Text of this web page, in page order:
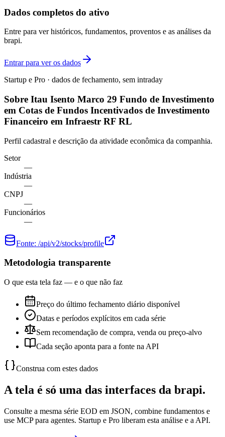
Dados completos do ativo
Entre para ver históricos, fundamentos, proventos e as análises da
brapi.
Entrar para ver os dados
Startup e Pro · dados de fechamento, sem intraday
Sobre Itau Isento Marco 29 Fundo de Investimento
em Cotas de Fundos Incentivados de Investimento
Financeiro em Infraestr RF RL
Perfil cadastral e descrição da atividade econômica da companhia.
Setor
—
Indústria
—
CNPJ
—
Funcionários
—
Fonte: /api/v2/stocks/profile
Metodologia transparente
O que esta tela faz — e o que não faz
Preço do último fechamento diário disponível
Datas e períodos explícitos em cada série
Sem recomendação de compra, venda ou preço-alvo
Cada seção aponta para a fonte na API
Construa com estes dados
A tela é só uma das interfaces da brapi.
Consulte a mesma série EOD em JSON, combine fundamentos e
use MCP para agentes. Startup e Pro liberam esta análise e a API.